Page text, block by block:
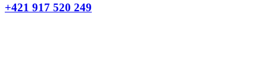
+421 917 520 249